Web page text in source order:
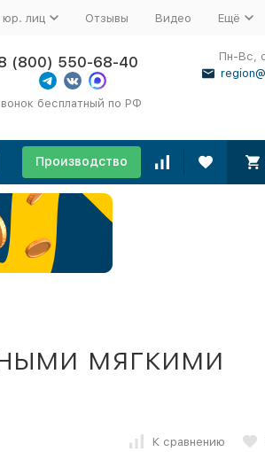
юр. лиц Отзывы Видео Ещё
(800) 550-68-40
бесплатный по РФ
Пн-Вс,
Производство
мягкими
К сравнению